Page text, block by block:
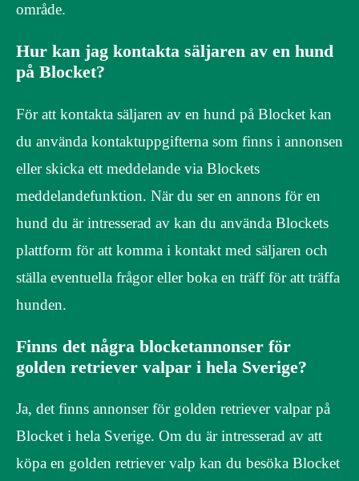
område.
Hur kan jag kontakta säljaren av en hund
på Blocket?
För att kontakta säljaren av en hund på Blocket kan
du använda kontaktuppgifterna som finns i annonsen
eller skicka ett meddelande via Blockets
meddelandefunktion. När du ser en annons för en
hund du är intresserad av kan du använda Blockets
plattform för att komma i kontakt med säljaren och
ställa eventuella frågor eller boka en träff för att träffa
hunden.
Finns det några blocketannonser för
golden retriever valpar i hela Sverige?
Ja, det finns annonser för golden retriever valpar på
Blocket i hela Sverige. Om du är intresserad av att
köpa en golden retriever valp kan du besöka Blocket